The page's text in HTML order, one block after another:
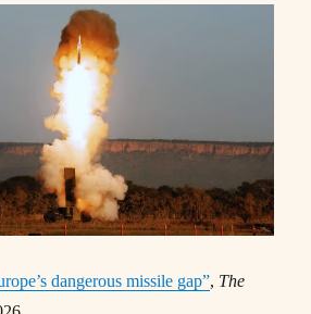
dangerous missile gap”, The